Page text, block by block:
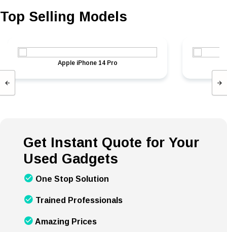
Top Selling Models
Apple iPhone 14 Pro
Get Instant Quote for Your
Used Gadgets
One Stop Solution
Trained Professionals
Amazing Prices